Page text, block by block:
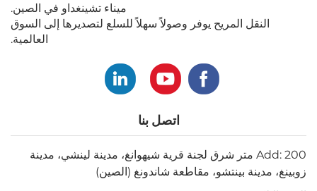
ميناء تشينغداو في الصين.
النقل المريح يوفر وصولاً سهلاً للسلع لتصديرها إلى السوق
العالمية.
اتصل بنا
Add: 200 متر شرق لجنة قرية شيهوانغ، مدينة لينشي، مدينة
زوبينغ، مدينة بينتشو، مقاطعة شاندونغ (الصين)